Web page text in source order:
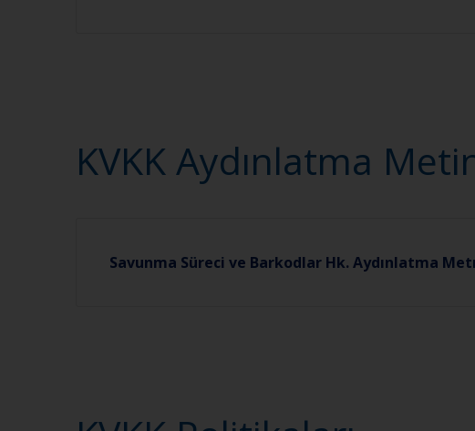
KVKK Aydınlatma
Savunma Süreci ve Barkodlar Hk. Aydınlatma